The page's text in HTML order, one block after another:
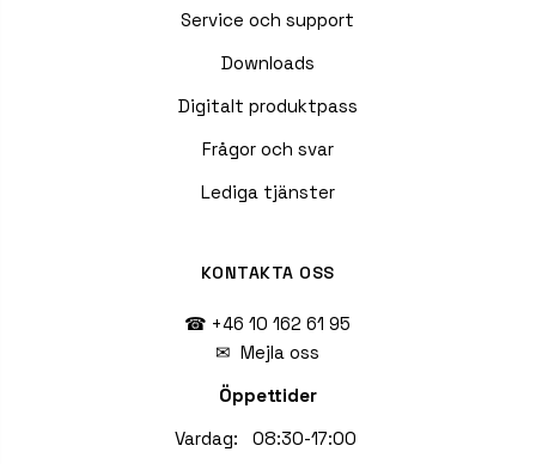
Service och support
Downloads
Digitalt produktpass
Frågor och svar
Lediga tjänster
KONTAKTA OSS
☎ +46 10 162 61 95
✉Mejla oss
Öppettider
Vardag: 08:30-17:00